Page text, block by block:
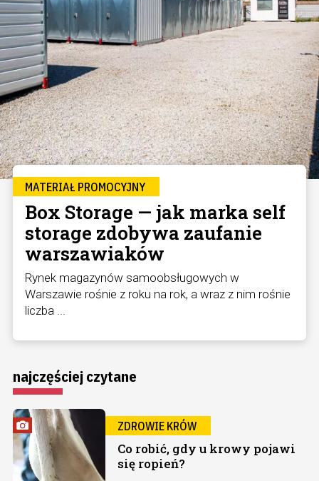
MATERIAŁ PROMOCYJNY
Box Storage — jak marka self
storage zdobywa zaufanie
warszawiaków
Rynek magazynów samoobsługowych w
Warszawie rośnie z roku na rok, a wraz z nim rośnie
liczba ...
najczęściej czytane
ZDROWIE KRÓW
Co robić, gdy u krowy pojawi
się ropień?